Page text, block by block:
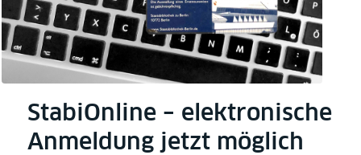
StabiOnline – elektronische
Anmeldung jetzt möglich